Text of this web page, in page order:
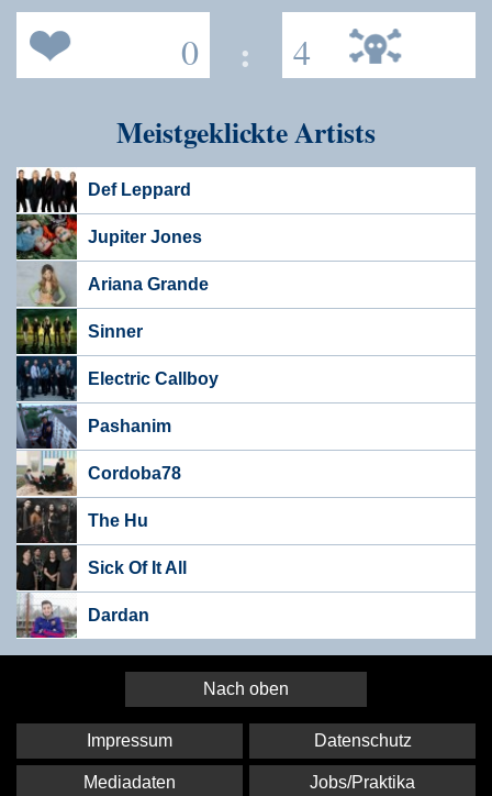
0 : 4
Meistgeklickte Artists
Def Leppard
Jupiter Jones
Ariana Grande
Sinner
Electric Callboy
Pashanim
Cordoba78
The Hu
Sick Of It All
Dardan
Nach oben
Impressum Datenschutz
Mediadaten Jobs/Praktika